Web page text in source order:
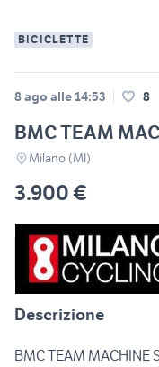
BICICLETTE
8 ago alle 14:53 8
BMC TEAM
Milano (MI)
3.900 €
Descrizione
BMC TEAM MACHINE